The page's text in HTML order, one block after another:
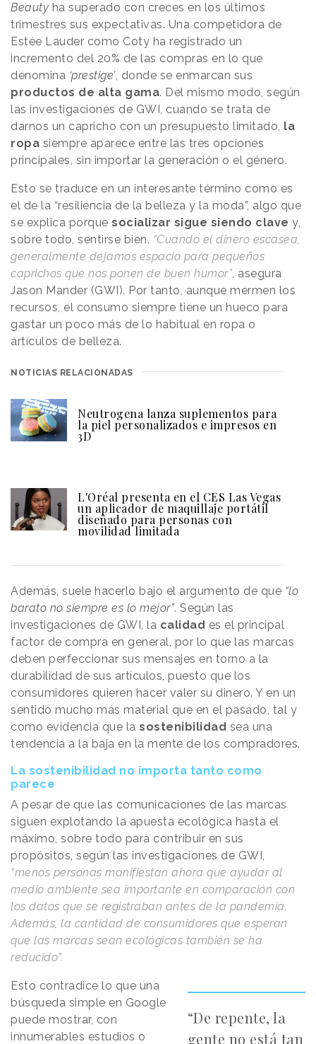
Beauty ha superado con creces en los últimos
trimestres sus expectativas. Una competidora de
Estée Lauder como Coty ha registrado un
incremento del 20% de las compras en lo que
denomina ‘prestige’, donde se enmarcan sus
productos de alta gama. Del mismo modo, según
las investigaciones de GWI, cuando se trata de
darnos un capricho con un presupuesto limitado, la
ropa siempre aparece entre las tres opciones
principales, sin importar la generación o el género.
Esto se traduce en un interesante término como es
el de la “resiliencia de la belleza y la moda”, algo que
se explica porque socializar sigue siendo clave y,
sobre todo, sentirse bien. “Cuando el dinero escasea,
generalmente dejamos espacio para pequeños
caprichos que nos ponen de buen humor”, asegura
Jason Mander (GWI). Por tanto, aunque mermen los
recursos, el consumo siempre tiene un hueco para
gastar un poco más de lo habitual en ropa o
artículos de belleza.
NOTICIAS RELACIONADAS
Neutrogena lanza suplementos para
la piel personalizados e impresos en
3D
L'Oréal presenta en el CES Las Vegas
un aplicador de maquillaje portátil
diseñado para personas con
movilidad limitada
Además, suele hacerlo bajo el argumento de que “lo
barato no siempre es lo mejor”. Según las
investigaciones de GWI, la calidad es el principal
factor de compra en general, por lo que las marcas
deben perfeccionar sus mensajes en torno a la
durabilidad de sus artículos, puesto que los
consumidores quieren hacer valer su dinero. Y en un
sentido mucho más material que en el pasado, tal y
como evidencia que la sostenibilidad sea una
tendencia a la baja en la mente de los compradores.
La sostenibilidad no importa tanto como
parece
A pesar de que las comunicaciones de las marcas
siguen explotando la apuesta ecológica hasta el
máximo, sobre todo para contribuir en sus
propósitos, según las investigaciones de GWI,
“menos personas manifiestan ahora que ayudar al
medio ambiente sea importante en comparación con
los datos que se registraban antes de la pandemia.
Además, la cantidad de consumidores que esperan
que las marcas sean ecológicas también se ha
reducido”.
“De repente, la
gente no está tan
Esto contradice lo que una
búsqueda simple en Google
puede mostrar, con
innumerables estudios o